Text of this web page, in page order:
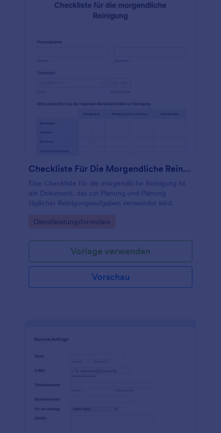
Checkliste Für Die Morgendliche Reinigung
Eine Checkliste für die morgendliche Reinigung ist
ein Dokument, das zur Planung und Planung
täglicher Reinigungsaufgaben verwendet wird.
Go to Category:
Dienstleistungsformulare
Vorlage verwenden
Vorschau